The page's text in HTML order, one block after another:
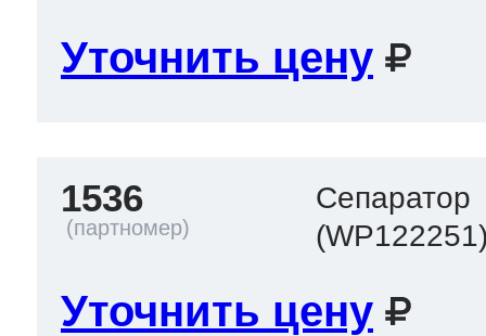
Уточнить цену
1536
Сепаратор
Уточнить цену